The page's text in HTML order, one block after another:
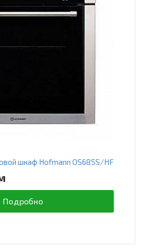
шкаф Hofmann OS685S/HF
Подробно